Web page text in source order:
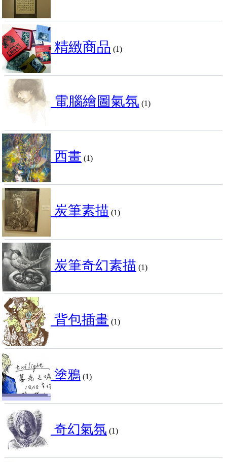
精緻商品 (1)
電腦繪圖氣氛 (1)
西畫 (1)
炭筆素描 (1)
炭筆奇幻素描 (1)
背包插畫 (1)
塗鴉 (1)
奇幻氣氛 (1)